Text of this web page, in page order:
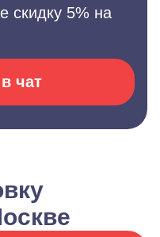
скидку 5% на
чат